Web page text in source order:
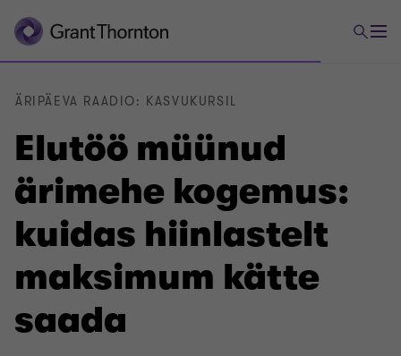
Elutöö müünud
ärimehe kogemus:
kuidas hiinlastelt
maksimum kätte
saada
ÄRIPÄEVA RAADIO: KASVUKURSIL